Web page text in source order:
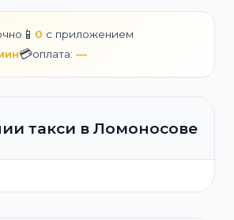
📱 0 с приложением
💳оплата: —
такси в Ломоносове